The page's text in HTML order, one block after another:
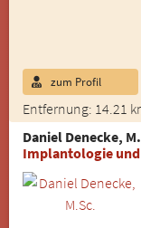
Entfernung: 14.21
zum Profil
Daniel Denecke,
Implantologie